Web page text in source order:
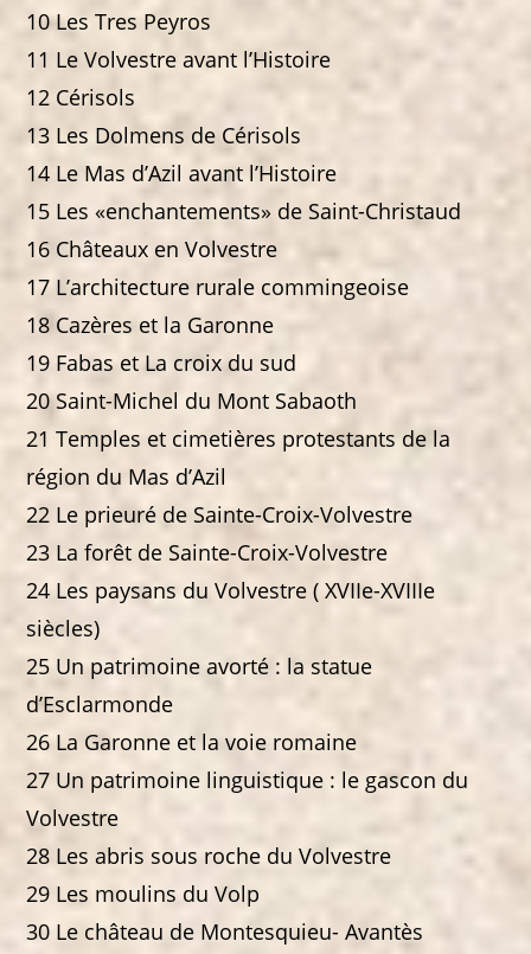
10 Les Tres Peyros
11 Le Volvestre avant l’Histoire
12 Cérisols
13 Les Dolmens de Cérisols
14 Le Mas d’Azil avant l’Histoire
15 Les «enchantements» de Saint-Christaud
16 Châteaux en Volvestre
17 L’architecture rurale commingeoise
18 Cazères et la Garonne
19 Fabas et La croix du sud
20 Saint-Michel du Mont Sabaoth
21 Temples et cimetières protestants de la
région du Mas d’Azil
22 Le prieuré de Sainte-Croix-Volvestre
23 La forêt de Sainte-Croix-Volvestre
24 Les paysans du Volvestre ( XVIIe-XVIIIe
siècles)
25 Un patrimoine avorté : la statue
d’Esclarmonde
26 La Garonne et la voie romaine
27 Un patrimoine linguistique : le gascon du
Volvestre
28 Les abris sous roche du Volvestre
29 Les moulins du Volp
30 Le château de Montesquieu- Avantès